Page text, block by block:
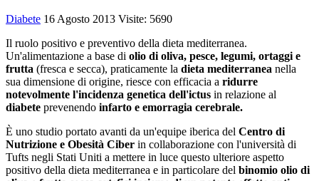
Diabete 16 Agosto 2013 Visite: 5690
Il ruolo positivo e preventivo della dieta mediterranea.
Un'alimentazione a base di olio di oliva, pesce, legumi, ortaggi e
frutta (fresca e secca), praticamente la dieta mediterranea nella
sua dimensione di origine, riesce con efficacia a ridurre
notevolmente l'incidenza genetica dell'ictus in relazione al
diabete prevenendo infarto e emorragia cerebrale.
È uno studio portato avanti da un'equipe iberica del Centro di
Nutrizione e Obesità Ciber in collaborazione con l'università di
Tufts negli Stati Uniti a mettere in luce questo ulteriore aspetto
positivo della dieta mediterranea e in particolare del binomio olio di